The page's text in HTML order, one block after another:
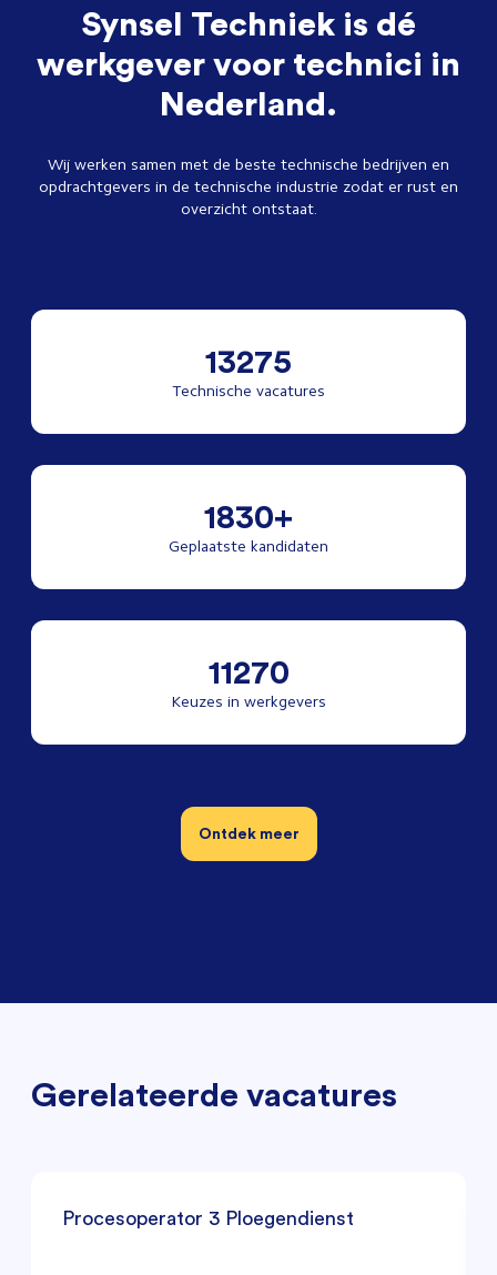
Synsel Techniek is dé
werkgever voor technici in
Nederland.
Wij werken samen met de beste technische bedrijven en
opdrachtgevers in de technische industrie zodat er rust en
overzicht ontstaat.
13275
Technische vacatures
1830+
Geplaatste kandidaten
11270
Keuzes in werkgevers
Ontdek meer
Gerelateerde vacatures
Procesoperator 3 Ploegendienst